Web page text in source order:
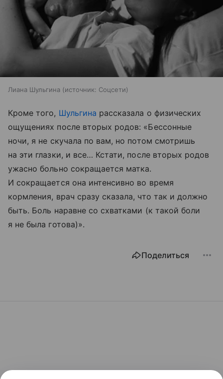
Лиана Шульгина источник: Соцсети
Кроме того, Шульгина рассказала о физических
ощущениях после вторых родов: «Бессонные
ночи, я не скучала по вам, но потом смотришь
на эти глазки, и все… Кстати, после вторых родов
ужасно больно сокращается матка.
И сокращается она интенсивно во время
кормления, врач сразу сказала, что так и должно
быть. Боль наравне со схватками (к такой боли
я не была готова)».
Поделиться